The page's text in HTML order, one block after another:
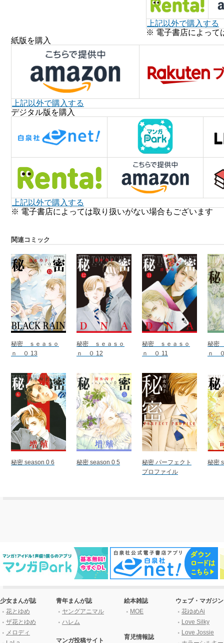
上記以外で購入する
※ 電子書店によって
紙版を購入
上記以外で購入する
デジタル版を購入
上記以外で購入する
※ 電子書店によっては取り扱いがない場合もございます
関連コミック
秘密 ｓｅａｓｏ
ｎ ０ 13
秘密 ｓｅａｓｏ
ｎ ０ 12
秘密 ｓｅａｓｏ
ｎ ０ 11
秘密
ｎ
秘密 season 0 6 秘密 season 0 5
秘密 パーフェクト
プロファイル
秘密
少女まんが誌
花とゆめ
ザ花とゆめ
メロディ
青年まんが誌
ヤングアニマル
ハレム
マンガ投稿サイト
絵本雑誌
MOE
育児情報誌
ウェブ・マガジン
花ゆめAi
Love Silky
Love Jossie